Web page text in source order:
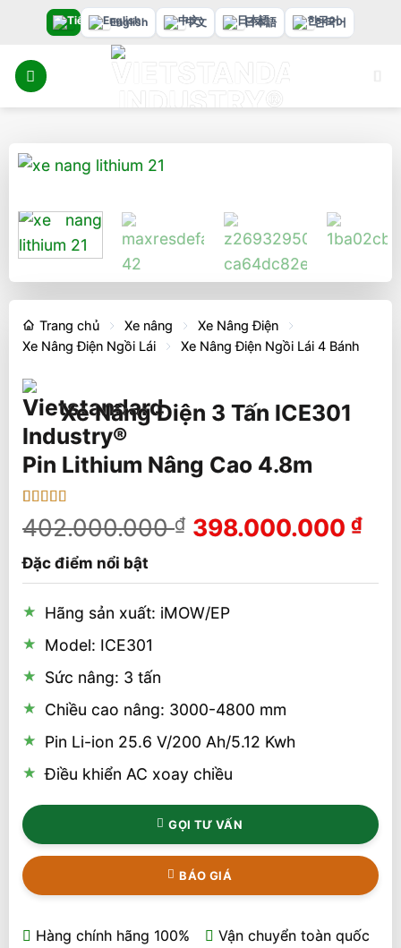
nội
dung
English 中文 日本語 한국어
Trang chủ Xe nâng
Xe Nâng Điện
Xe Nâng Điện Ngồi Lái
Xe Nâng Điện Ngồi Lái 4 Bánh
Xe Nâng Điện 3 Tấn ICE301
Pin Lithium Nâng Cao 4.8m
trên 5 dựa
trênđánh
402.000.000₫ Giá
398.000.000 ₫Giá
Đặc điểm nổi bật
Hãng sản xuất: iMOW/EP
Model: ICE301
Sức nâng: 3 tấn
Chiều cao nâng: 3000-4800 mm
Pin Li-ion 25.6 V/200 Ah/5.12 Kwh
Điều khiển AC xoay chiều
GỌI TƯ VẤN
BÁO GIÁ
Hàng chính hãng 100%
Vận chuyển toàn quốc